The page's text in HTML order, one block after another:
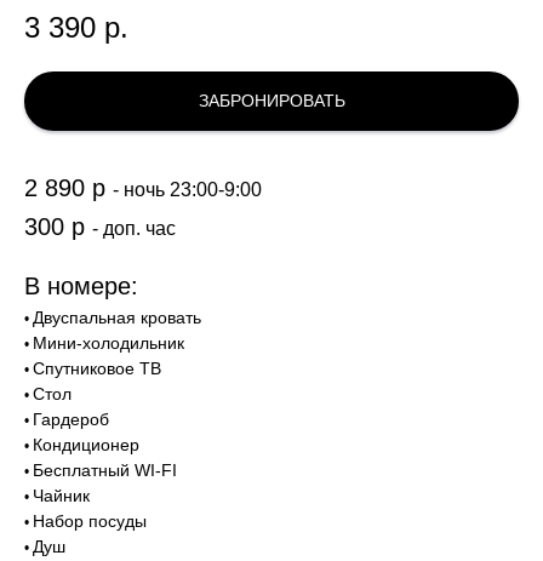
3 390 р.
ЗАБРОНИРОВАТЬ
2 890 р - ночь 23:00-9:00
300 р - доп. час
В номере:
• Двуспальная кровать
• Мини-холодильник
• Спутниковое ТВ
• Стол
• Гардероб
• Кондиционер
• Бесплатный WI-FI
• Чайник
• Набор посуды
• Душ